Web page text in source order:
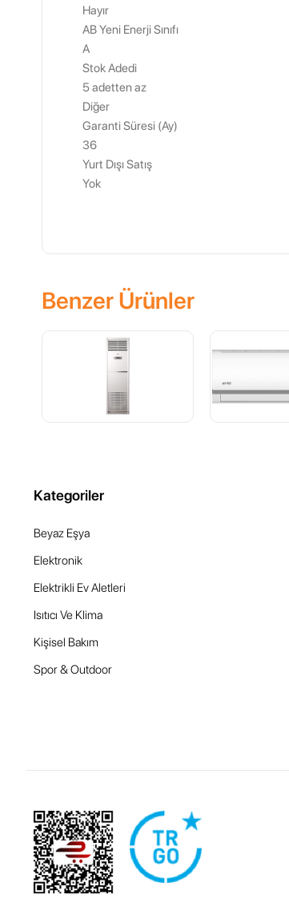
Hayır
AB Yeni Enerji Sınıfı
A
Stok Adedi
5 adetten az
Diğer
Garanti Süresi (Ay)
36
Yurt Dışı Satış
Yok
Benzer Ürünler
Kategoriler
Beyaz Eşya
Elektronik
Elektrikli Ev Aletleri
Isıtıcı Ve Klima
Kişisel Bakım
Spor & Outdoor